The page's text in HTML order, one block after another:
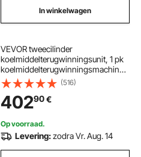
In winkelwagen
VEVOR tweecilinder
koelmiddelterugwinningsunit, 1 pk
koelmiddelterugwinningsmachine
220-240 V, 7,7 lbs/min
koelmiddelpompstation
(516)
40290€
Op voorraad.
Levering:zodra Vr. Aug. 14